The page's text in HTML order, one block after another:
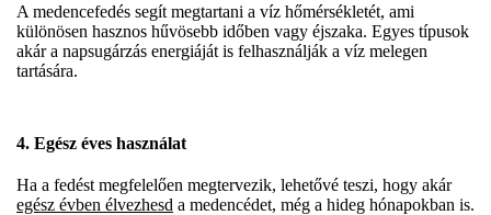
A medencefedés segít megtartani a víz hőmérsékletét, ami
különösen hasznos hűvösebb időben vagy éjszaka. Egyes típusok
akár a napsugárzás energiáját is felhasználják a víz melegen
tartására.
4. Egész éves használat
Ha a fedést megfelelően megtervezik, lehetővé teszi, hogy akár
egész évben élvezhesd a medencédet, még a hideg hónapokban is.